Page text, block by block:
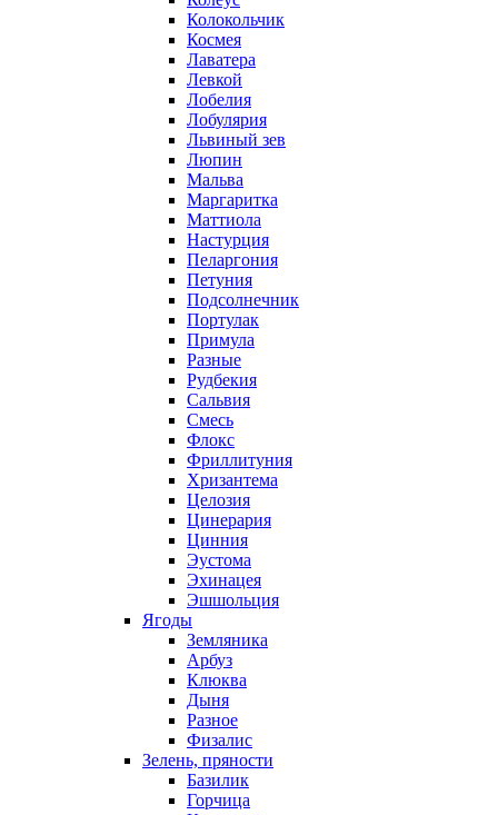
Колокольчик
Космея
Лаватера
Левкой
Лобелия
Лобулярия
Львиный зев
Люпин
Мальва
Маргаритка
Маттиола
Настурция
Пеларгония
Петуния
Подсолнечник
Портулак
Примула
Разные
Рудбекия
Сальвия
Смесь
Флокс
Фриллитуния
Хризантема
Целозия
Цинерария
Цинния
Эустома
Эхинацея
Эшшольция
Ягоды
Земляника
Арбуз
Клюква
Дыня
Разное
Физалис
Зелень, пряности
Базилик
Горчица